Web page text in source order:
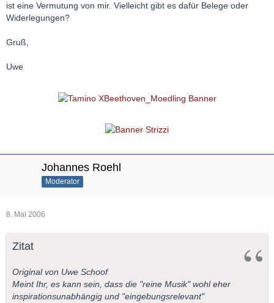
ist eine Vermutung von mir. Vielleicht gibt es dafür Belege oder
Widerlegungen?
Gruß,
Uwe
Johannes Roehl
Moderator
8. Mai 2006
Zitat
Original von Uwe Schoof
Meint Ihr, es kann sein, dass die "reine Musik" wohl eher
inspirationsunabhängig und "eingebungsrelevant"